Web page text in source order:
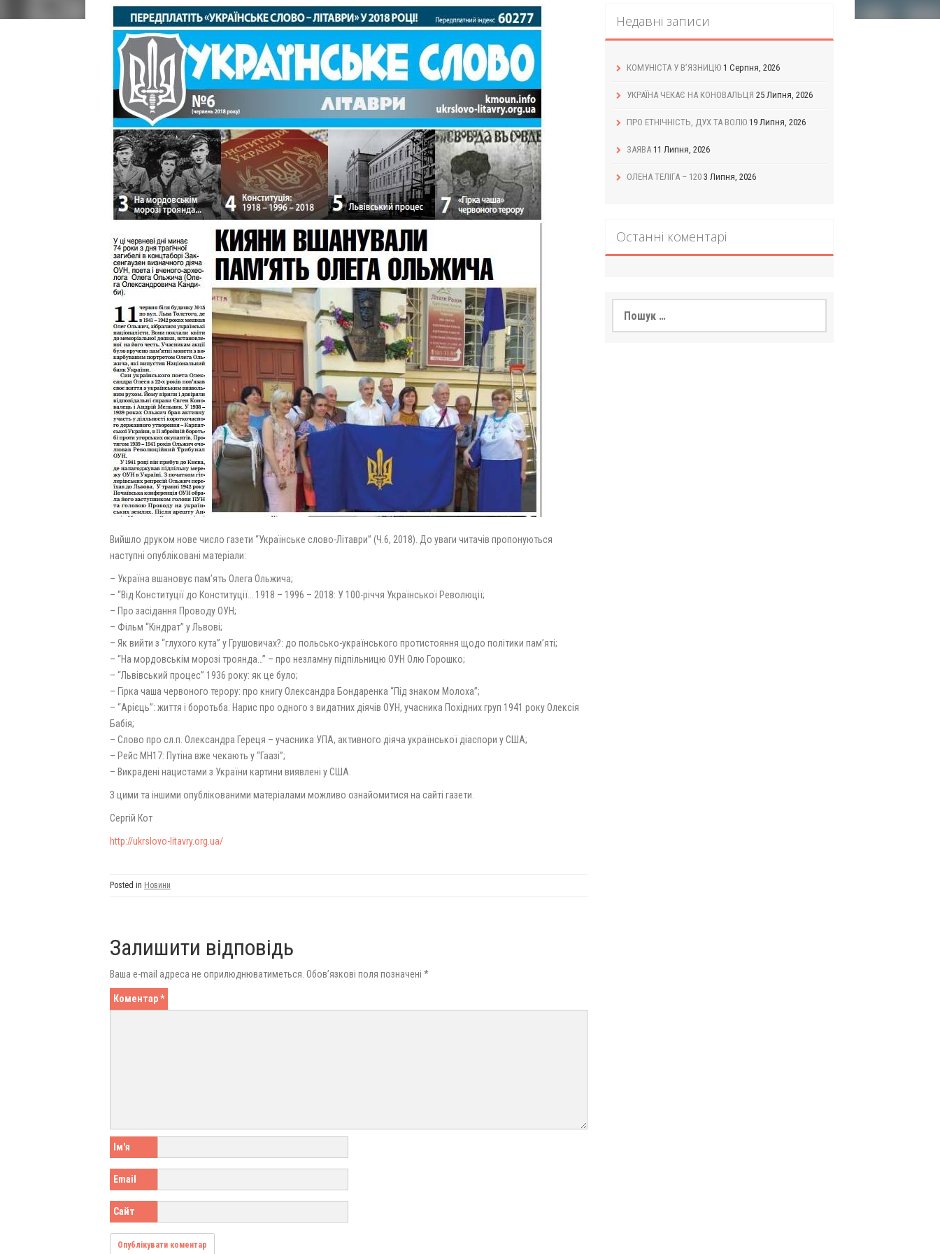
Вийшло друком нове число газети “Українське слово-Літаври” (Ч.6, 2018). До уваги читачів пропонуються
наступні опубліковані матеріали:
– Україна вшановує пам’ять Олега Ольжича;
– “Від Конституції до Конституції… 1918 – 1996 – 2018: У 100-річчя Української Революції;
– Про засідання Проводу ОУН;
– Фільм “Кіндрат” у Львові;
– Як вийти з “глухого кута” у Грушовичах?: до польсько-українського протистояння щодо політики пам’яті;
– “На мордовськім морозі троянда…” – про незламну підпільницю ОУН Олю Горошко;
– “Львівський процес” 1936 року: як це було;
– Гірка чаша червоного терору: про книгу Олександра Бондаренка “Під знаком Молоха”;
– “Арієць”: життя і боротьба. Нарис про одного з видатних діячів ОУН, учасника Похідних груп 1941 року Олексія
Бабія;
– Слово про сл.п. Олександра Гереця – учасника УПА, активного діяча української діаспори у США;
– Рейс МН17: Путіна вже чекають у “Гаазі”;
– Викрадені нацистами з України картини виявлені у США.
З цими та іншими опублікованими матеріалами можливо ознайомитися на сайті газети.
Сергій Кот
http://ukrslovo-litavry.org.ua/
Posted in Новини
Залишити відповідь
Ваша e-mail адреса не оприлюднюватиметься. Обов’язкові поля позначені *
Коментар*
Ім'я
Email
Сайт
Недавні записи
КОМУНІСТА У В’ЯЗНИЦЮ 1 Серпня, 2026
УКРАЇНА ЧЕКАЄ НА КОНОВАЛЬЦЯ 25 Липня, 2026
ПРО ЕТНІЧНІСТЬ, ДУХ ТА ВОЛЮ 19 Липня, 2026
ЗАЯВА 11 Липня, 2026
ОЛЕНА ТЕЛІГА – 120 3 Липня, 2026
Останні коментарі